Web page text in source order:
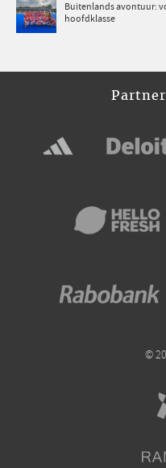
Buitenlands avontuur:
hoofdklasse
©